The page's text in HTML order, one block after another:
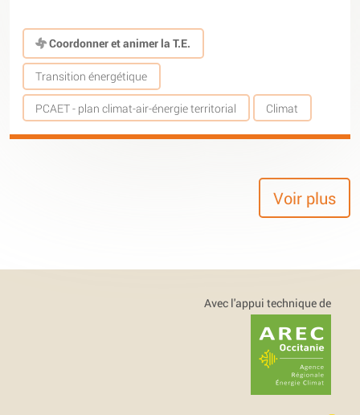
Coordonner et animer la T.E.
Transition énergétique
PCAET - plan climat-air-énergie territorial Climat
Voir plus
Avec l'appui technique de